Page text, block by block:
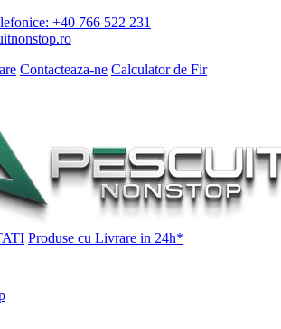
+40 766 522 231
Contacteaza-ne Calculator de Fir
Produse cu Livrare in 24h*